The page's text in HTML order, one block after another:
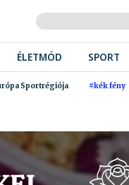
ÉLETMÓD SPORT
Sportrégiója #kék fény